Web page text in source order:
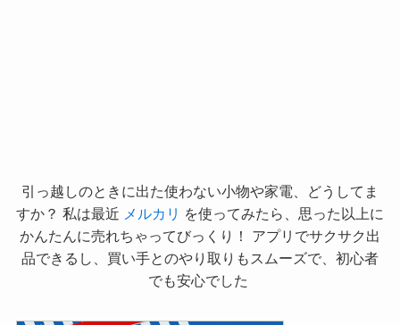
引っ越しのときに出た使わない小物や家電、どうしてま
すか？ 私は最近 メルカリ を使ってみたら、思った以上に
かんたんに売れちゃってびっくり！ アプリでサクサク出
品できるし、買い手とのやり取りもスムーズで、初心者
でも安心でした